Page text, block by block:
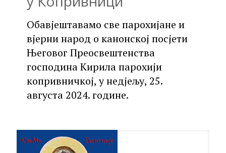
Обавјештавамо све парохијане и
вјерни народ о канонској посјети
Његовог Преосвештенства
господина Кирила парохији
копривничкој, у недјељу, 25.
августа 2024. године.